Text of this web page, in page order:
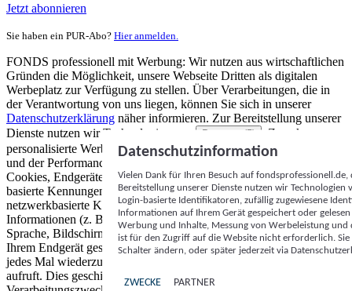
Jetzt abonnieren
Sie haben ein PUR-Abo? Hier anmelden.
FONDS professionell mit Werbung: Wir nutzen aus wirtschaftlichen
Gründen die Möglichkeit, unsere Webseite Dritten als digitalen
Werbeplatz zur Verfügung zu stellen. Über Verarbeitungen, die in
der Verantwortung von uns liegen, können Sie sich in unserer
Datenschutzerklärung näher informieren. Zur Bereitstellung unserer
Dienste nutzen wir Technologien von
Partnern (5)
. Zwecke:
personalisierte Werbung und Inhalte, Messung von Werbeleistung
und der Performance von Inhalten sowie Zielgruppenforschung.
Cookies, Endgeräte- oder ähnliche Online-Kennungen (z. B. login-
basierte Kennungen, zufällig generierte Kennungen,
netzwerkbasierte Kennungen) können zusammen mit anderen
Informationen (z. B. Browsertyp und Browserinformationen,
Sprache, Bildschirmgröße, unterstützte Technologien usw.) auf
Ihrem Endgerät gespeichert oder von dort ausgelesen werden, um es
jedes Mal wiederzuerkennen, wenn es eine App oder einer Webseite
aufruft. Dies geschieht für einen oder mehrere der hier aufgeführten
Datenschutzinformation
Vielen Dank für Ihren Besuch auf
Bereitstellung unserer Dienste nutzen wir Technologien
Login-basierte Identifikatoren, zufällig zugewiesene
Informationen auf Ihrem Gerät gespeichert oder
Werbung und Inhalte, Messung von Werbeleistung
ist für den Zugriff auf die Website nicht erforderlich.
Schalter ändern, oder später jederzeit via
ZWECKE PARTNER